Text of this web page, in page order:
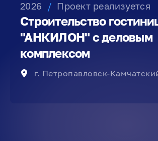
2026 / Проект реализуется
Строительство
"АНКИЛОН" с деловым
комплексом
г. Петропавловск-